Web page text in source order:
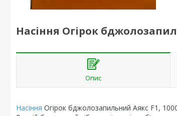
Насіння Огірок
Опис
Насіння Огірок бджолозапильний Аякс F1,